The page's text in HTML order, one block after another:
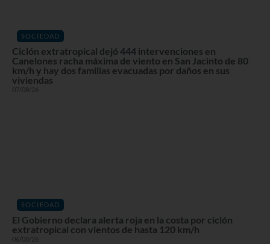
SOCIEDAD
Ciclón extratropical dejó 444 intervenciones en
Canelones racha máxima de viento en San Jacinto de 80
km/h y hay dos familias evacuadas por daños en sus
viviendas
07/08/26
SOCIEDAD
El Gobierno declara alerta roja en la costa por ciclón
extratropical con vientos de hasta 120 km/h
06/08/26